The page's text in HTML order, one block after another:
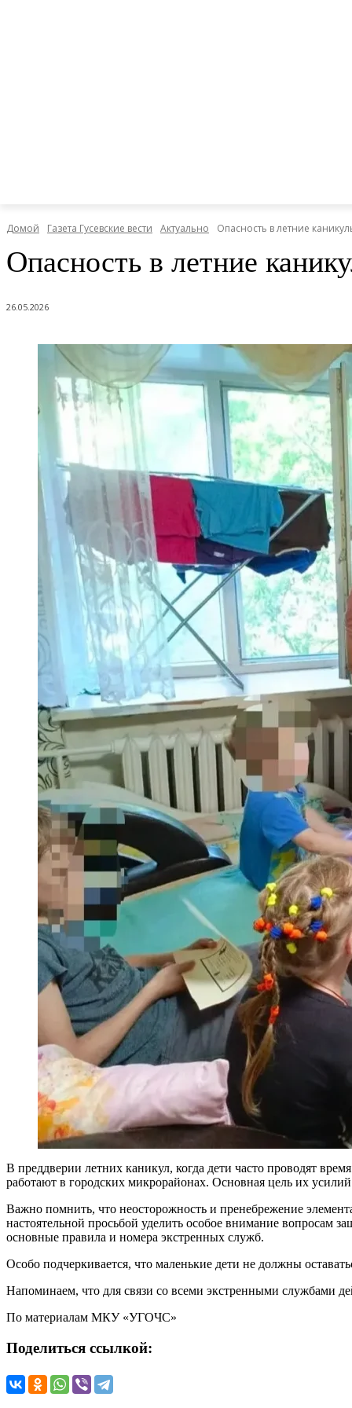
Домой Газета Гусевские вести Актуально Опасность в летние
Опасность в летние
26.05.2026
В преддверии летних каникул, когда дети часто проводят
работают в городских микрорайонах. Основная цель их
Важно помнить, что неосторожность и пренебрежение
настоятельной просьбой уделить особое внимание вопросам
основные правила и номера экстренных служб.
Особо подчеркивается, что маленькие дети не должны
Напоминаем, что для связи со всеми экстренными службами
По материалам МКУ «УГОЧС»
Поделиться ссылкой: